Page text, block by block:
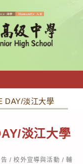
DAY/淡江大學
淡江大學
/ 校外宣導與活動 / 輔